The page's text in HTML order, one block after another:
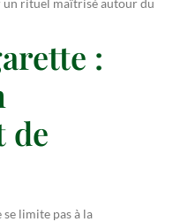
:
de
se limite pas à la